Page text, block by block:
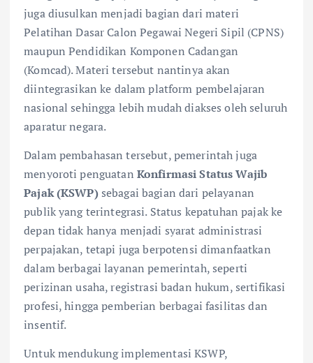
juga diusulkan menjadi bagian dari materi
Pelatihan Dasar Calon Pegawai Negeri Sipil (CPNS)
maupun Pendidikan Komponen Cadangan
(Komcad). Materi tersebut nantinya akan
diintegrasikan ke dalam platform pembelajaran
nasional sehingga lebih mudah diakses oleh seluruh
aparatur negara.
Dalam pembahasan tersebut, pemerintah juga
menyoroti penguatan Konfirmasi Status Wajib
Pajak (KSWP)sebagai bagian dari pelayanan
publik yang terintegrasi. Status kepatuhan pajak ke
depan tidak hanya menjadi syarat administrasi
perpajakan, tetapi juga berpotensi dimanfaatkan
dalam berbagai layanan pemerintah, seperti
perizinan usaha, registrasi badan hukum, sertifikasi
profesi, hingga pemberian berbagai fasilitas dan
insentif.
Untuk mendukung implementasi KSWP,